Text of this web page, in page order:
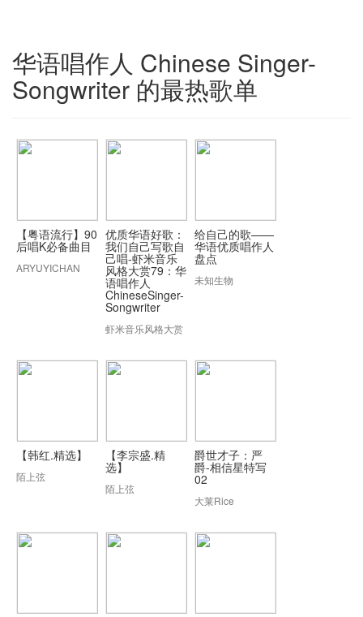
华语唱作人 Chinese Singer-
Songwriter 的最热歌单
【粤语流行】90
后唱K必备曲目
ARYUYICHAN
优质华语好歌：
我们自己写歌自
己唱-虾米音乐
风格大赏79：华
语唱作人
ChineseSinger-
Songwriter
虾米音乐风格大赏
给自己的歌——
华语优质唱作人
盘点
未知生物
【韩红.精选】
陌上弦
【李宗盛.精
选】
陌上弦
爵世才子：严
爵-相信星特写
02
大莱Rice